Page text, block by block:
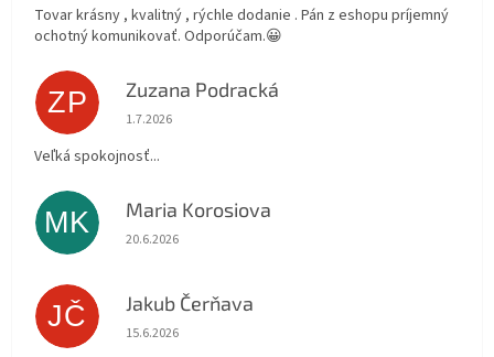
Tovar krásny , kvalitný , rýchle dodanie . Pán z eshopu príjemný
ochotný komunikovať. Odporúčam.😀
ZP Zuzana Podracká
Hodnotenie obchodu je 5 z 5 hviezdičiek.
1.7.2026
Veľká spokojnosť...
MK Maria Korosiova
Hodnotenie obchodu je 5 z 5 hviezdičiek.
20.6.2026
JČ Jakub Čerňava
Hodnotenie obchodu je 5 z 5 hviezdičiek.
15.6.2026